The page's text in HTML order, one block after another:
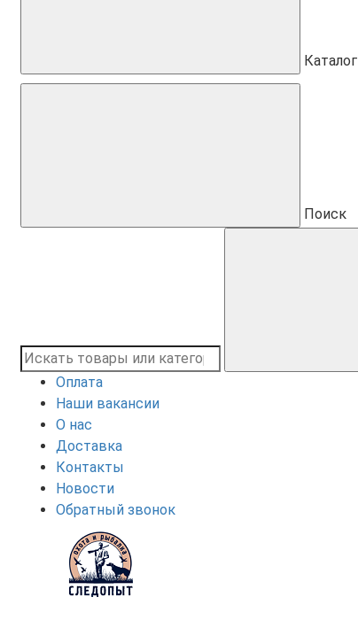
Каталог
Поиск
Оплата
Наши вакансии
О нас
Доставка
Контакты
Новости
Обратный звонок